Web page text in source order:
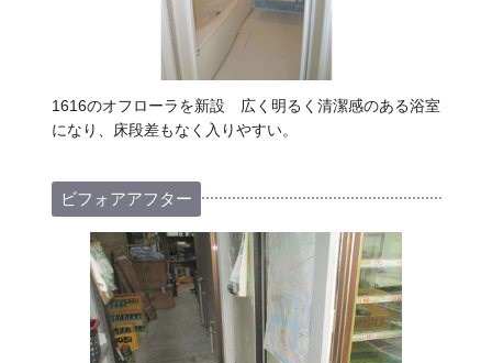
1616のオフローラを新設 広く明るく清潔感のある浴室
になり、床段差もなく入りやすい。
ビフォアアフター